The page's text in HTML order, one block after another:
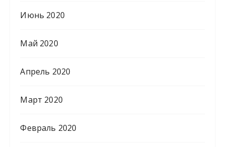
Июнь 2020
Май 2020
Апрель 2020
Март 2020
Февраль 2020